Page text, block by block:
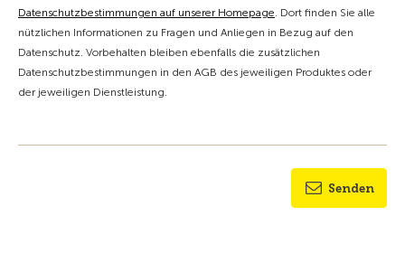
Datenschutzbestimmungen auf unserer Homepage. Dort finden Sie alle
nützlichen Informationen zu Fragen und Anliegen in Bezug auf den
Datenschutz. Vorbehalten bleiben ebenfalls die zusätzlichen
Datenschutzbestimmungen in den AGB des jeweiligen Produktes oder
der jeweiligen Dienstleistung.
Senden